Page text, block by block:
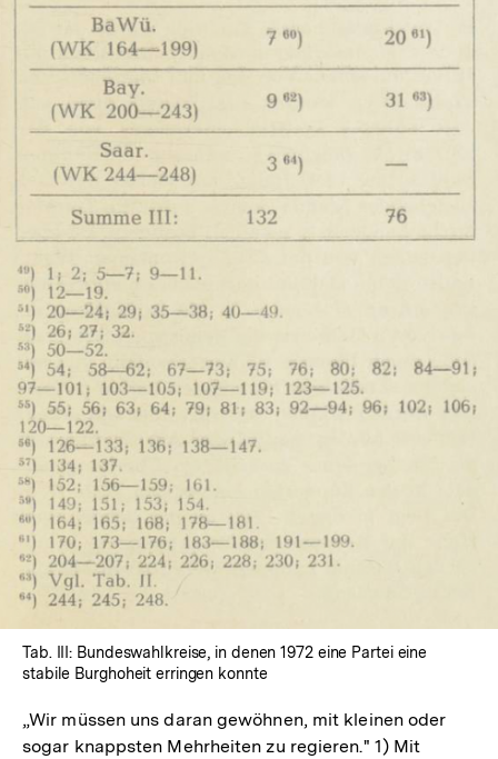
In
Lightbox
öffnen
Tab. III: Bundeswahlkreise, in denen 1972 eine Partei eine
stabile Burghoheit erringen konnte
„Wir müssen uns daran gewöhnen, mit kleinen oder
sogar knappsten Mehrheiten zu regieren." 1) Mit